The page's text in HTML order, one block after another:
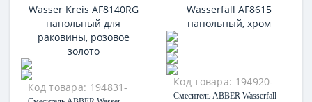
Код товара: 194831-
Код товара: 194920-
35
Смеситель ABBER Wasserfall